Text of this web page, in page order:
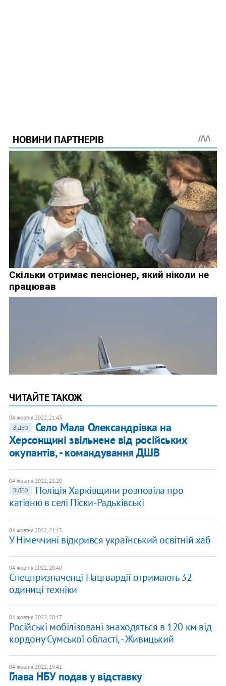
ЧИТАЙТЕ ТАКОЖ
04 жовтня 2022, 21:43
ВІДЕО
Село Мала Олександрівка на
Херсонщині звільнене від російських
окупантів, - командування ДШВ
04 жовтня 2022, 21:20
ВІДЕО
Поліція Харківщини розповіла про
катівню в селі Піски-Радьківські
04 жовтня 2022, 21:13
У Німеччині відкрився український освітній хаб
04 жовтня 2022, 20:40
Спецпризначенці Нацгвардії отримають 32
одиниці техніки
04 жовтня 2022, 20:17
Російські мобілізовані знаходяться в 120 км від
кордону Сумської області, - Живицький
04 жовтня 2022, 19:41
Глава НБУ подав у відставку